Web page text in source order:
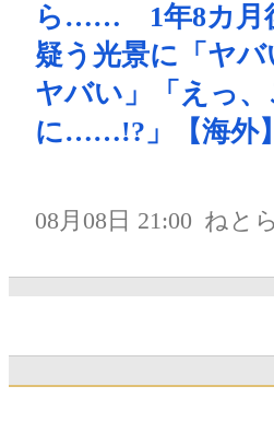
ら…… 1年8カ月
疑う光景に「ヤ
ヤバい」「えっ
に……!?」【海外】
08月08日 21:00 ねと